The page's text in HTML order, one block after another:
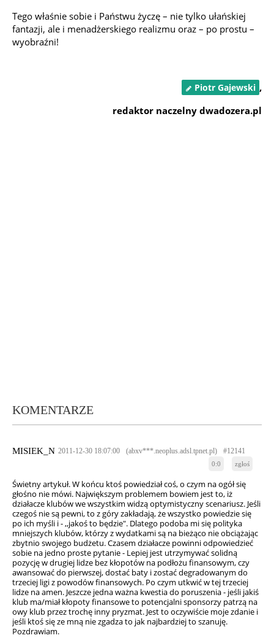
Tego właśnie sobie i Państwu życzę – nie tylko ułańskiej
fantazji, ale i menadżerskiego realizmu oraz – po prostu –
wyobraźni!
Piotr Gajewski ,
redaktor naczelny dwadozera.pl
KOMENTARZE
MISIEK_N 2011-12-30 18:07:00 (abxv***.neoplus.adsl.tpnet.pl) #12141
0:0 zgłoś
Świetny artykuł. W końcu ktoś powiedział coś, o czym na ogół się
głośno nie mówi. Największym problemem bowiem jest to, iż
działacze klubów we wszystkim widzą optymistyczny scenariusz. Jeśli
czegoś nie są pewni, to z góry zakładają, że wszystko powiedzie się
po ich myśli i - ,,jakoś to będzie". Dlatego podoba mi się polityka
mniejszych klubów, którzy z wydatkami są na bieżąco nie obciążając
zbytnio swojego budżetu. Czasem działacze powinni odpowiedzieć
sobie na jedno proste pytanie - Lepiej jest utrzymywać solidną
pozycję w drugiej lidze bez kłopotów na podłożu finansowym, czy
awansować do pierwszej, dostać baty i zostać degradowanym do
trzeciej ligi z powodów finansowych. Po czym utkwić w tej trzeciej
lidze na amen. Jeszcze jedna ważna kwestia do poruszenia - jeśli jakiś
klub ma/miał kłopoty finansowe to potencjalni sponsorzy patrzą na
owy klub przez trochę inny pryzmat. Jest to oczywiście moje zdanie i
jeśli ktoś się ze mną nie zgadza to jak najbardziej to szanuję.
Pozdrawiam.